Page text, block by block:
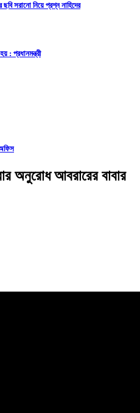
সরানো নিয়ে প্রশ্ন নাহিদের
: প্রধানমন্ত্রী
অনুরোধ আবরারের বাবার